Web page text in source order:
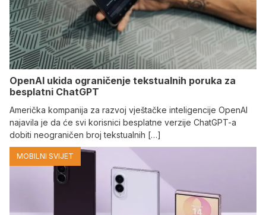
OpenAI ukida ograničenje tekstualnih poruka za
besplatni ChatGPT
Američka kompanija za razvoj vještačke inteligencije OpenAI
najavila je da će svi korisnici besplatne verzije ChatGPT-a
dobiti neograničen broj tekstualnih […]
MOBILNI SVIJET